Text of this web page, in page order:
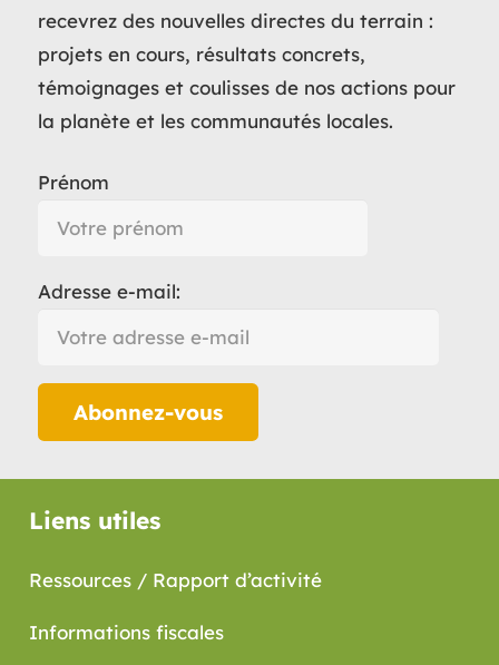
recevrez des nouvelles directes du terrain :
projets en cours, résultats concrets,
témoignages et coulisses de nos actions pour
la planète et les communautés locales.
Prénom
Adresse e-mail:
Liens utiles
Ressources / Rapport d’activité
Informations fiscales